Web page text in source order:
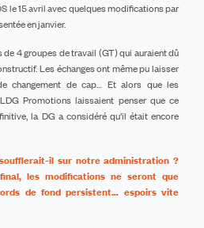
le 15 avrilavec quelques modifications par
en janvier.
4 groupes de travail (GT) qui auraient dû
Les échanges ont même pu laisser
changement de cap… Et alors que les
Promotions laissaient penser que ce
la DG a considéré qu’il était encore
il sur notre administration ?
les modifications ne seront que
de fond persistent… espoirs vite